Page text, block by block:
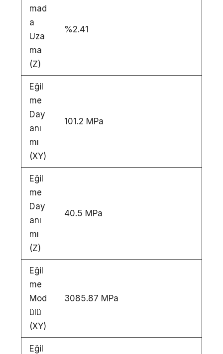
mad
a
Uza
ma
(Z)
%2.41
Eğil
me
Day
anı
mı
(XY)
101.2 MPa
Eğil
me
Day
anı
mı
(Z)
40.5 MPa
Eğil
me
Mod
ülü
(XY)
3085.87 MPa
Eğil